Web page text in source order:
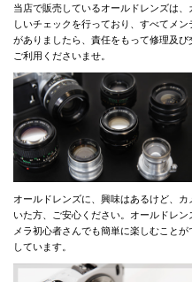
当店で販売しているオールドレンズは
しいチェックを行っており、すべてメ
がありましたら、責任をもって修理及
ご利用くださいませ。
オールドレンズに、興味はあるけど、
いた方、ご安心ください。オールドレ
メラ初心者さんでも簡単に楽しむこと
しています。